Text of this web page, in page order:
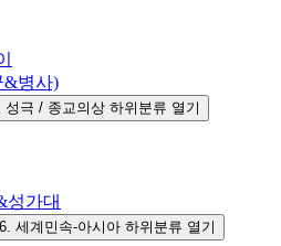
&병사)
성극 / 종교의상 하위분류 열기
성가대
6. 세계민속-아시아 하위분류 열기